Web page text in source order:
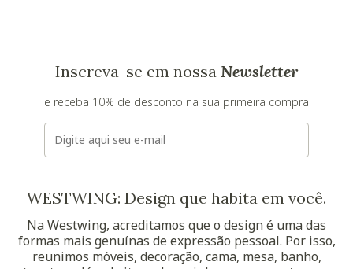
Inscreva-se em nossa Newsletter
e receba 10% de desconto na sua primeira compra
E-mail
WESTWING: Design que habita em você.
Na Westwing, acreditamos que o design é uma das
formas mais genuínas de expressão pessoal. Por isso,
reunimos móveis, decoração, cama, mesa, banho,